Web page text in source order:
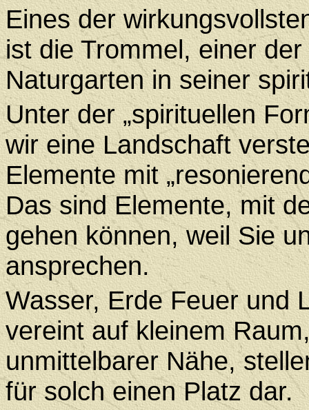
Eines der
ist die Trommel, einer
Naturgarten in seiner
Unter der „spirituellen
wir eine Landschaft
Elemente mit
Das sind Elemente, mit
gehen können, weil Sie
ansprechen.
Wasser, Erde Feuer und
vereint auf kleinem
unmittelbarer Nähe,
für solch einen Platz dar.